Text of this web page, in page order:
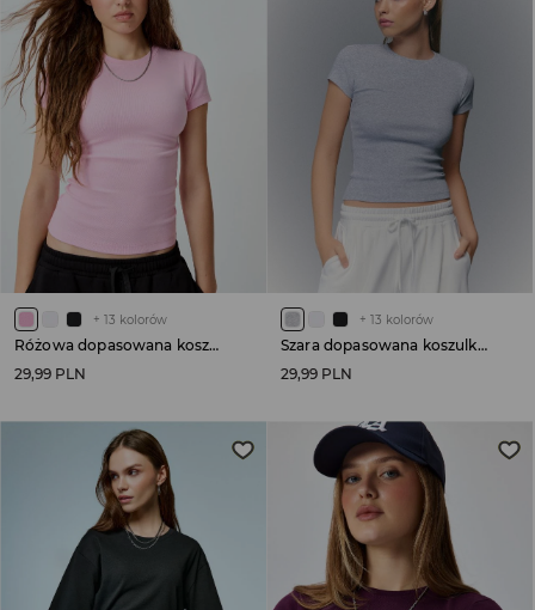
+ 13 kolorów
Różowa dopasowana koszulka basic
29,99 PLN
+ 13 kolorów
Szara dopasowana koszulka basic
29,99 PLN